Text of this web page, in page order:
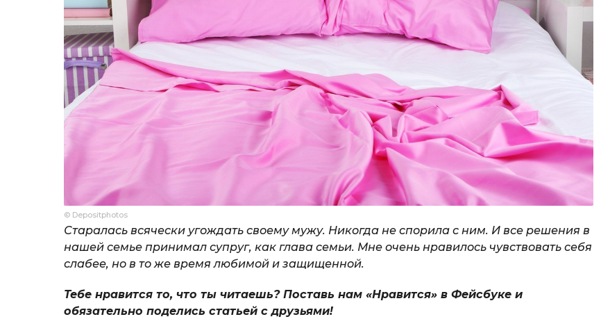
© Depositphotos
Старалась всячески угождать своему мужу. Никогда не спорила с ним. И все решения в
нашей семье принимал супруг, как глава семьи. Мне очень нравилось чувствовать себя
слабее, но в то же время любимой и защищенной.
Тебе нравится то, что ты читаешь? Поставь нам «Нравится» в Фейсбуке и
обязательно поделись статьей с друзьями!